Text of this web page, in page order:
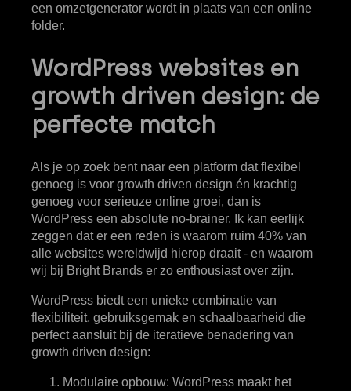
een omzetgenerator wordt in plaats van een online
folder.
WordPress websites en
growth driven design: de
perfecte match
Als je op zoek bent naar een platform dat flexibel
genoeg is voor growth driven design én krachtig
genoeg voor serieuze online groei, dan is
WordPress een absolute no-brainer. Ik kan eerlijk
zeggen dat er een reden is waarom ruim 40% van
alle websites wereldwijd hierop draait - en waarom
wij bij Bright Brands er zo enthousiast over zijn.
WordPress biedt een unieke combinatie van
flexibiliteit, gebruiksgemak en schaalbaarheid die
perfect aansluit bij de iteratieve benadering van
growth driven design:
Modulaire opbouw: WordPress maakt het